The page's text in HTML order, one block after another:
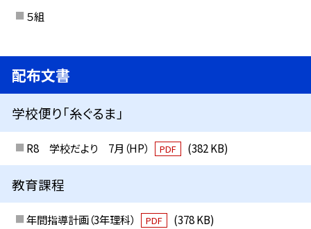
５組
配布文書
学校便り「糸ぐるま」
R8 学校だより 7月（HP） PDF (382 KB)
教育課程
年間指導計画（3年理科） PDF
(378 KB)